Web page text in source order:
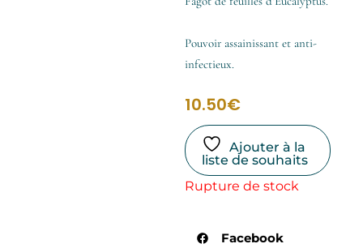
Pouvoir assainissant et anti-
infectieux.
10.50€
Ajouter à la
liste de souhaits
Rupture de stock
Facebook